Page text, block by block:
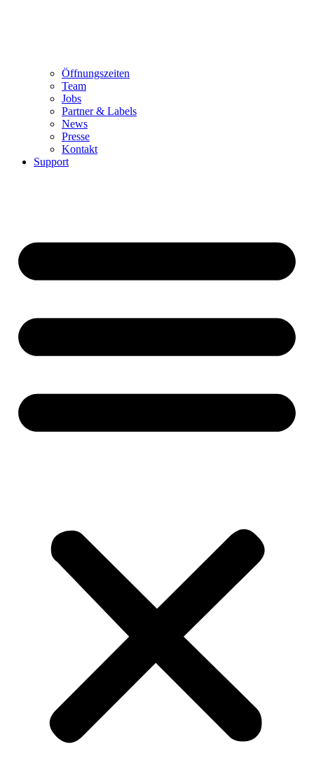
Öffnungszeiten
Team
Jobs
Partner & Labels
News
Presse
Kontakt
Support